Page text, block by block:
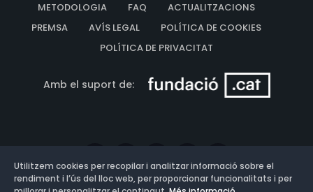
METODOLOGIA FAQ
ACTUALITZACIONS
PREMSA
AVÍS LEGAL
POLÍTICA DE COOKIES
POLÍTICA DE PRIVACITAT
Amb el suport de:
Utilitzem cookies per recopilar i analitzar informació sobre el
rendiment i l’ús del lloc web, per proporcionar funcionalitats i per